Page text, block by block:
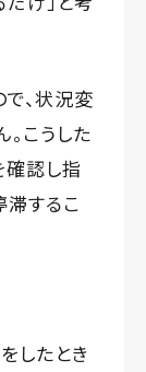
、状況変
こうした
認し指
滞するこ
したとき